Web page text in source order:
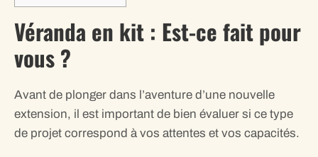
Véranda en kit : Est-ce fait pour
vous ?
Avant de plonger dans l’aventure d’une nouvelle
extension, il est important de bien évaluer si ce type
de projet correspond à vos attentes et vos capacités.